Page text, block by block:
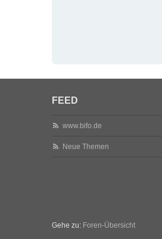
FEED
www.bifo.de
Neue Themen
Gehe zu: Foren-Übersicht